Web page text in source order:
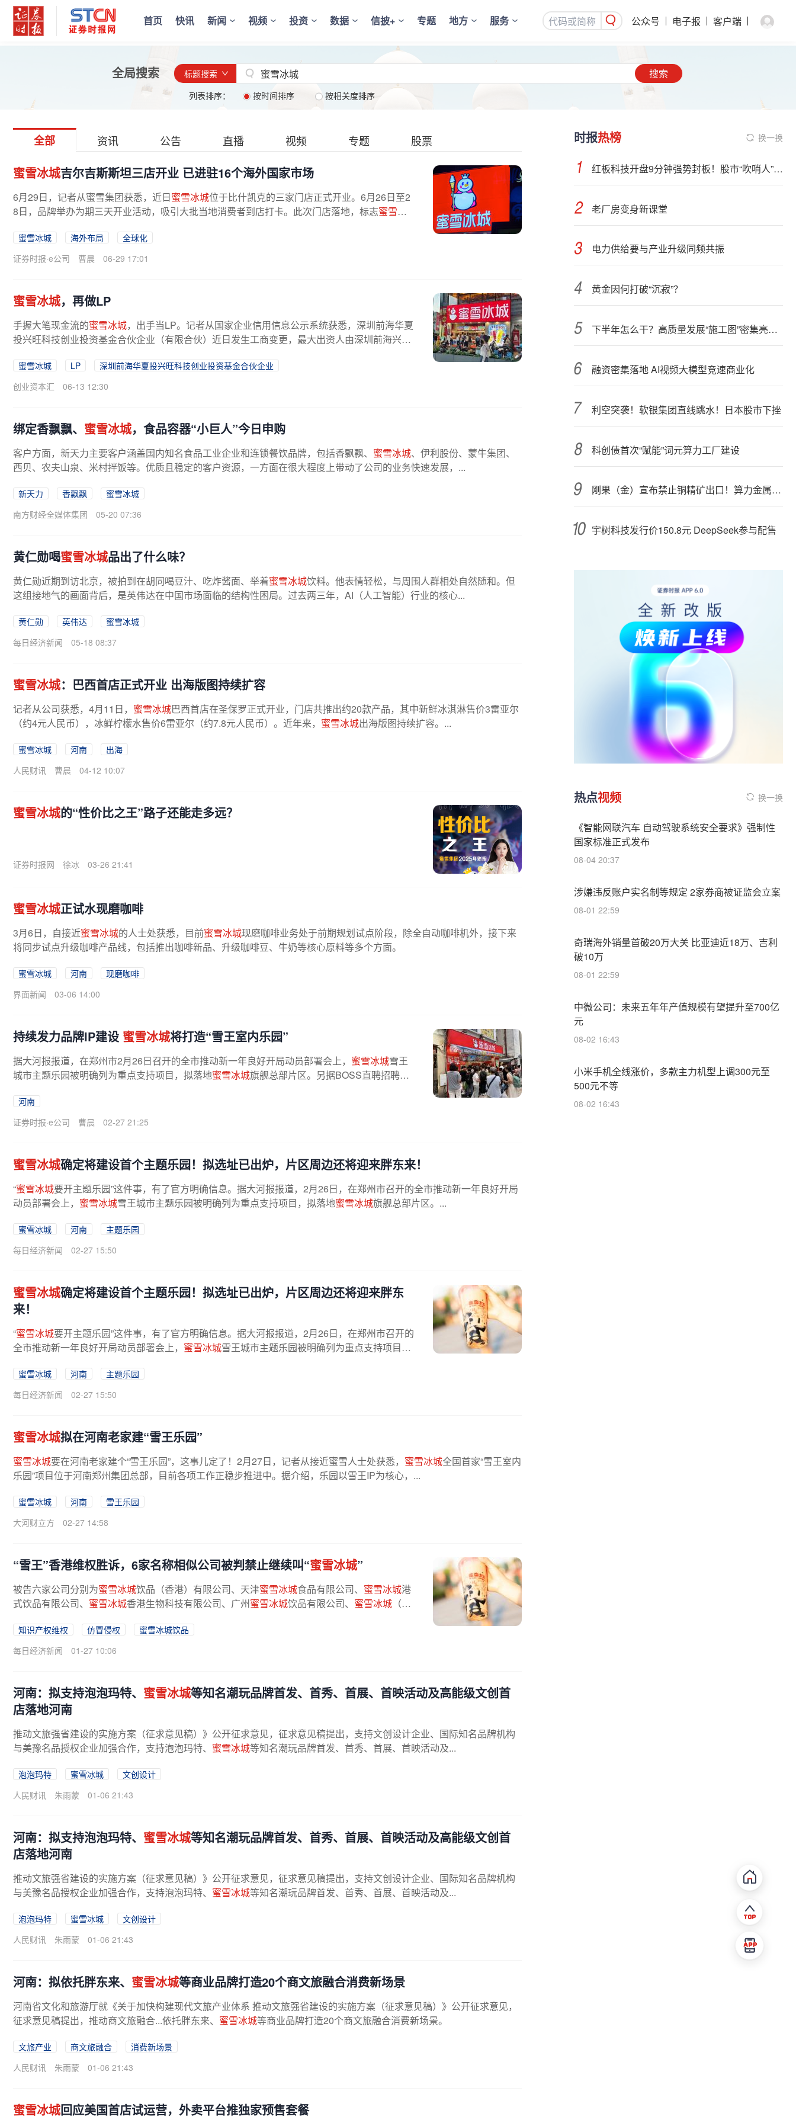
首页 快讯 新闻 视频 投资 数据 信披+ 专题 地方 服务 公众号 电子报 客户端
全局搜索 标题搜索 搜索
列表排序： 按时间排序 按相关度排序
全部 资讯 公告 直播 视频 专题 股票
蜜雪冰城吉尔吉斯斯坦三店开业 已进驻16个海外国家市场
6月29日，记者从蜜雪集团获悉，近日蜜雪冰城位于比什凯克的三家门店正式开业。6月26日至2
8日，品牌举办为期三天开业活动，吸引大批当地消费者到店打卡。此次门店落地，标志蜜雪冰
蜜雪冰城 海外布局
全球化
证券时报·e公司
曹晨 06-29 17:01
蜜雪冰城，再做LP
手握大笔现金流的蜜雪冰城，出手当LP。记者从国家企业信用信息公示系统获悉，深圳前海华夏
投兴旺科技创业投资基金合伙企业（有限合伙）近日发生工商变更，最大出资人由深圳前海兴旺
蜜雪冰城 LP
深圳前海华夏投兴旺科技创业投资基金合伙企业
创业资本汇
06-13 12:30
绑定香飘飘、 蜜雪冰城，食品容器“小巨人”今日申购
客户方面，新天力主要客户涵盖国内知名食品工业企业和连锁餐饮品牌，包括香飘飘、 蜜雪冰城、伊利股份、蒙牛集团、
西贝、农夫山泉、米村拌饭等。优质且稳定的客户资源，一方面在很大程度上带动了公司的业务快速发展，...
新天力 香飘飘
蜜雪冰城
南方财经全媒体集团
05-20 07:36
黄仁勋喝蜜雪冰城品出了什么味？
黄仁勋近期到访北京，被拍到在胡同喝豆汁、吃炸酱面、举着蜜雪冰城饮料。他表情轻松，与周围人群相处自然随和。但
这组接地气的画面背后，是英伟达在中国市场面临的结构性困局。过去两三年，AI（人工智能）行业的核心...
黄仁勋 英伟达
蜜雪冰城
每日经济新闻
05-18 08:37
蜜雪冰城：巴西首店正式开业 出海版图持续扩容
记者从公司获悉，4月11日， 蜜雪冰城巴西首店在圣保罗正式开业，门店共推出约20款产品，其中新鲜冰淇淋售价3雷亚尔
（约4元人民币），冰鲜柠檬水售价6雷亚尔（约7.8元人民币）。近年来， 蜜雪冰城出海版图持续扩容。...
蜜雪冰城 河南
出海
人民财讯
曹晨 04-12 10:07
蜜雪冰城的“性价比之王”路子还能走多远？
证券时报网 徐冰 03-26 21:41
蜜雪冰城正试水现磨咖啡
3月6日，自接近蜜雪冰城的人士处获悉，目前蜜雪冰城现磨咖啡业务处于前期规划试点阶段，除全自动咖啡机外，接下来
将同步试点升级咖啡产品线，包括推出咖啡新品、升级咖啡豆、牛奶等核心原料等多个方面。
蜜雪冰城 河南
现磨咖啡
界面新闻
03-06 14:00
持续发力品牌IP建设 蜜雪冰城将打造“雪王室内乐园”
据大河报报道，在郑州市2月26日召开的全市推动新一年良好开局动员部署会上， 蜜雪冰城雪王
城市主题乐园被明确列为重点支持项目，拟落地蜜雪冰城旗舰总部片区。另据BOSS直聘招聘信
河南
证券时报·e公司
曹晨 02-27 21:25
蜜雪冰城确定将建设首个主题乐园！拟选址已出炉，片区周边还将迎来胖东来！
“蜜雪冰城要开主题乐园”这件事，有了官方明确信息。据大河报报道，2月26日，在郑州市召开的全市推动新一年良好开局
动员部署会上， 蜜雪冰城雪王城市主题乐园被明确列为重点支持项目，拟落地蜜雪冰城旗舰总部片区。...
蜜雪冰城 河南
主题乐园
每日经济新闻
02-27 15:50
蜜雪冰城确定将建设首个主题乐园！拟选址已出炉，片区周边还将迎来胖东
来！
“蜜雪冰城要开主题乐园”这件事，有了官方明确信息。据大河报报道，2月26日，在郑州市召开的
全市推动新一年良好开局动员部署会上， 蜜雪冰城雪王城市主题乐园被明确列为重点支持项目，
蜜雪冰城 河南
主题乐园
每日经济新闻
02-27 15:50
蜜雪冰城拟在河南老家建“雪王乐园”
蜜雪冰城要在河南老家建个“雪王乐园”，这事儿定了！2月27日，记者从接近蜜雪人士处获悉， 蜜雪冰城全国首家“雪王室内
乐园”项目位于河南郑州集团总部，目前各项工作正稳步推进中。据介绍，乐园以雪王IP为核心，...
蜜雪冰城 河南
雪王乐园
大河财立方
02-27 14:58
“雪王”香港维权胜诉，6家名称相似公司被判禁止继续叫“蜜雪冰城”
被告六家公司分别为蜜雪冰城饮品（香港）有限公司、天津蜜雪冰城食品有限公司、 蜜雪冰城港
式饮品有限公司、 蜜雪冰城香港生物科技有限公司、广州蜜雪冰城饮品有限公司、 蜜雪冰城 （香
知识产权维权 仿冒侵权
蜜雪冰城饮品
每日经济新闻
01-27 10:06
河南：拟支持泡泡玛特、 蜜雪冰城等知名潮玩品牌首发、首秀、首展、首映活动及高能级文创首
店落地河南
推动文旅强省建设的实施方案（征求意见稿）》公开征求意见，征求意见稿提出，支持文创设计企业、国际知名品牌机构
与美豫名品授权企业加强合作，支持泡泡玛特、 蜜雪冰城等知名潮玩品牌首发、首秀、首展、首映活动及...
泡泡玛特 蜜雪冰城
文创设计
人民财讯
朱雨蒙 01-06 21:43
河南：拟支持泡泡玛特、 蜜雪冰城等知名潮玩品牌首发、首秀、首展、首映活动及高能级文创首
店落地河南
推动文旅强省建设的实施方案（征求意见稿）》公开征求意见，征求意见稿提出，支持文创设计企业、国际知名品牌机构
与美豫名品授权企业加强合作，支持泡泡玛特、 蜜雪冰城等知名潮玩品牌首发、首秀、首展、首映活动及...
泡泡玛特 蜜雪冰城
文创设计
人民财讯
朱雨蒙 01-06 21:43
河南：拟依托胖东来、 蜜雪冰城等商业品牌打造20个商文旅融合消费新场景
河南省文化和旅游厅就《关于加快构建现代文旅产业体系 推动文旅强省建设的实施方案（征求意见稿）》公开征求意见，
征求意见稿提出，推动商文旅融合...依托胖东来、 蜜雪冰城等商业品牌打造20个商文旅融合消费新场景。
文旅产业 商文旅融合
消费新场景
人民财讯
朱雨蒙 01-06 21:43
蜜雪冰城回应美国首店试运营，外卖平台推独家预售套餐
时报热榜 换一换
红板科技开盘9分钟强势封板！股市“吹哨人”突然改口！市场风向变了？
老厂房变身新课堂
电力供给要与产业升级同频共振
黄金因何打破“沉寂”？
下半年怎么干？高质量发展“施工图”密集亮相 聚焦主业提质增效 国资央企向AI要动能
融资密集落地 AI视频大模型竞速商业化
利空突袭！软银集团直线跳水！日本股市下挫
科创债首次“赋能”词元算力工厂建设
刚果（金）宣布禁止铜精矿出口！算力金属影响多大？
宇树科技发行价150.8元 DeepSeek参与配售
热点视频 换一换
《智能网联汽车 自动驾驶系统安全要求》强制性
国家标准正式发布
08-04 20:37
涉嫌违反账户实名制等规定 2家券商被证监会立案
08-01 22:59
奇瑞海外销量首破20万大关 比亚迪近18万、吉利
破10万
08-01 22:59
中微公司：未来五年年产值规模有望提升至700亿
元
08-02 16:43
小米手机全线涨价，多款主力机型上调300元至
500元不等
08-02 16:43